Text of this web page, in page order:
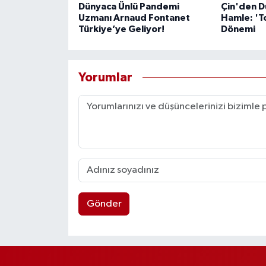
Dünyaca Ünlü Pandemi
Uzmanı Arnaud Fontanet
Türkiye’ye Geliyor!
Çin'den
Hamle:
Dönemi
Yorumlar
Gönder